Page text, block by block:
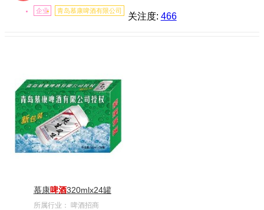
企业 青岛慕康啤酒有限公司
关注度: 466
慕康啤酒320mlx24罐
所属行业： 啤酒招商